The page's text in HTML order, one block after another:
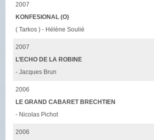
2007
KONFESIONAL (O)
( Tarkos ) - Hélène Soulié
2007
L’ECHO DE LA ROBINE
- Jacques Brun
2006
LE GRAND CABARET BRECHTIEN
- Nicolas Pichot
2006